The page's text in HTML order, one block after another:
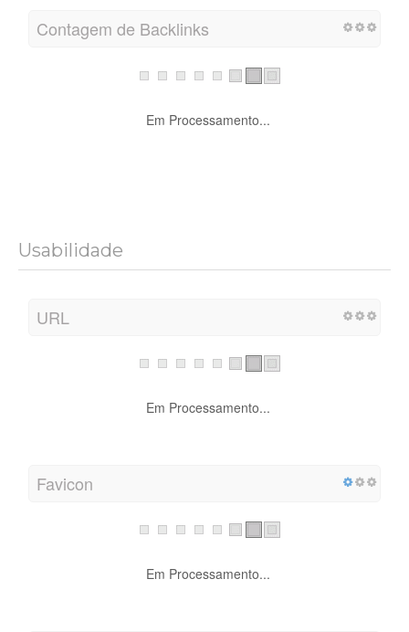
Contagem de Backlinks
Em Processamento...
Usabilidade
URL
Em Processamento...
Favicon
Em Processamento...